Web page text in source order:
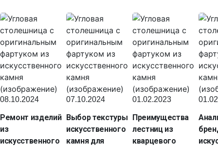
08.10.2024
Ремонт изделий
из
искусственного
07.10.2024
Выбор текстуры
искусственного
камня для
01.02.2023
Преимущества
лестниц из
кварцевого